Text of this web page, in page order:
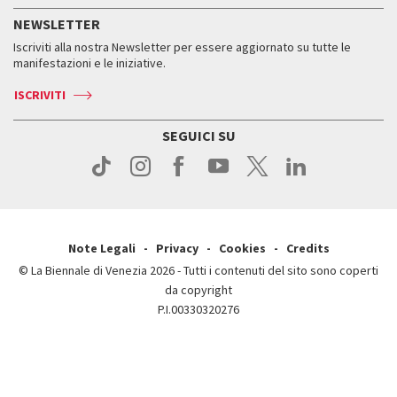
Come raggiungerci
Come raggiungerci
Contatti
Press
Orari e sedi
Biglietti
Servizi al pubblico
Come raggiungerci
Contatti
Storia
Orari e sedi
NEWSLETTER
Iscriviti alla nostra Newsletter per essere aggiornato su tutte le
manifestazioni e le iniziative.
ISCRIVITI
SEGUICI SU
Note Legali Privacy Cookies
Credits
© La Biennale di Venezia 2026 - Tutti i contenuti del sito sono coperti
da copyright
P.I.00330320276